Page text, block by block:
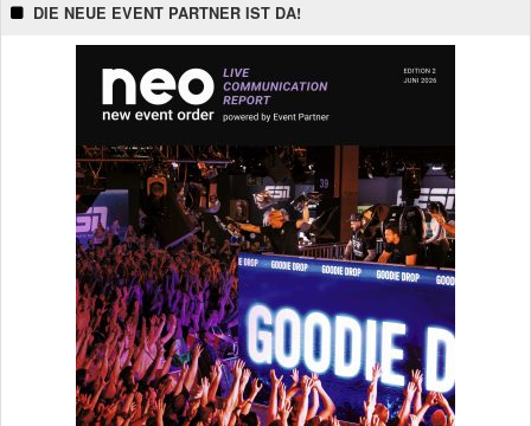
DIE NEUE EVENT PARTNER IST DA!